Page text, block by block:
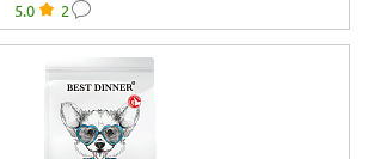
Duck&Potato для
собак мелких
пород с
чувствительным
пищеварением,
утка и картофель
5.0 2